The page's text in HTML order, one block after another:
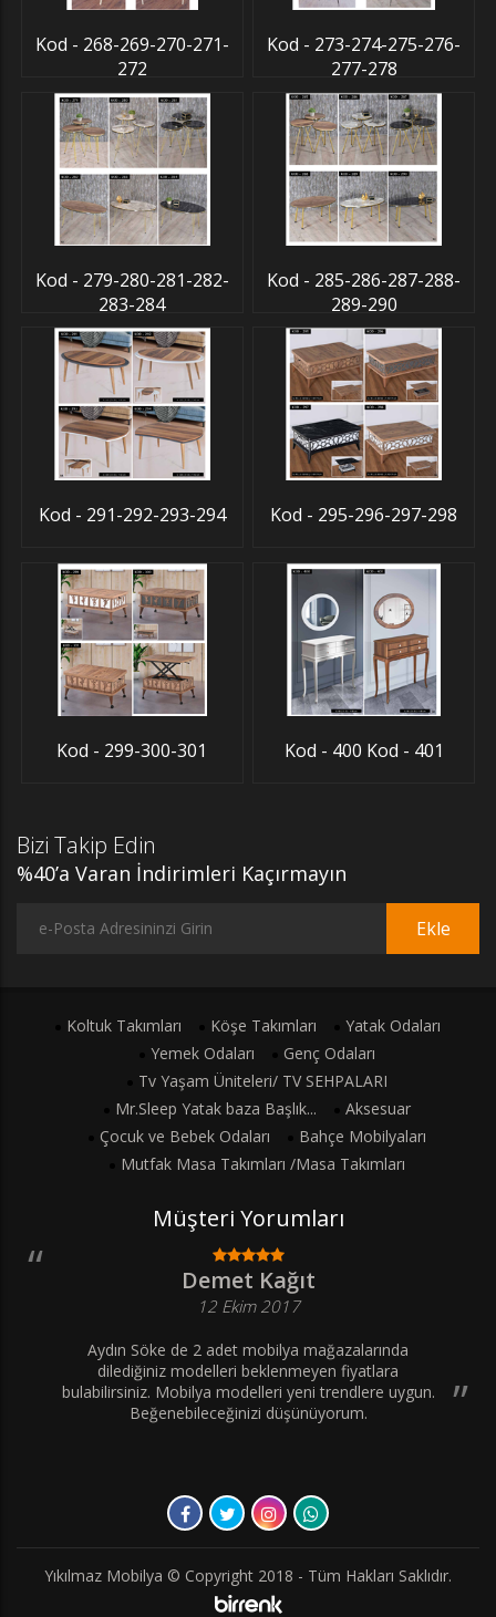
Kod - 268-269-270-271-
272
Kod - 273-274-275-276-
277-278
Kod - 279-280-281-282-
283-284
Kod - 285-286-287-288-
289-290
Kod - 291-292-293-294 Kod - 295-296-297-298
Kod - 299-300-301 Kod - 400 Kod - 401
Bizi Takip Edin
%40’a Varan İndirimleri Kaçırmayın
Ekle
Koltuk Takımları Köşe Takımları
Yatak Odaları
Yemek Odaları
Genç Odaları
Tv Yaşam Üniteleri/ TV SEHPALARI
Mr.Sleep Yatak baza Başlık...
Aksesuar
Çocuk ve Bebek Odaları
Bahçe Mobilyaları
Mutfak Masa Takımları /Masa Takımları
Müşteri Yorumları
Demet Kağıt
12 Ekim 2017
Aydın Söke de 2 adet mobilya mağazalarında
dilediğiniz modelleri beklenmeyen fiyatlara
bulabilirsiniz. Mobilya modelleri yeni trendlere uygun.
Beğenebileceğinizi düşünüyorum.
Yıkılmaz Mobilya © Copyright 2018 - Tüm Hakları Saklıdır.